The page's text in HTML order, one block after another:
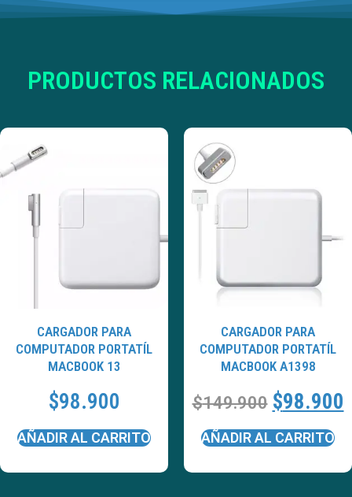
PRODUCTOS RELACIONADOS
CARGADOR PARA
COMPUTADOR PORTATÍL
MACBOOK 13
$98.900
AÑADIR AL CARRITO
CARGADOR PARA
COMPUTADOR PORTATÍL
MACBOOK A1398
$149.900 $98.900
AÑADIR AL CARRITO